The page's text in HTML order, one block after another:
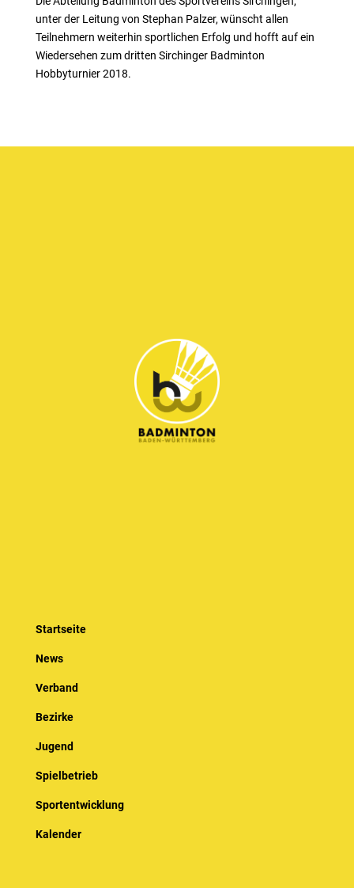
unter der Leitung von Stephan Palzer, wünscht allen
Teilnehmern weiterhin sportlichen Erfolg und hofft auf ein
Wiedersehen zum dritten Sirchinger Badminton
Hobbyturnier 2018.
Startseite
News
Verband
Bezirke
Jugend
Spielbetrieb
Sportentwicklung
Kalender